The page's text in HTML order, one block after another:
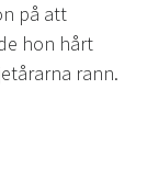
på att
hon hårt
rann.